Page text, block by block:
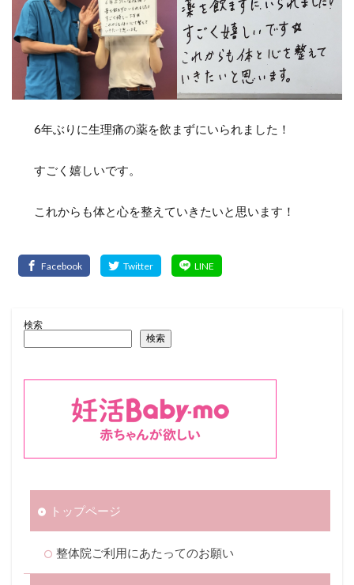
6年ぶりに生理痛の薬を飲まずにいられました！
すごく嬉しいです。
これからも体と心を整えていきたいと思います！
検索
検索
トップページ
整体院ご利用にあたってのお願い